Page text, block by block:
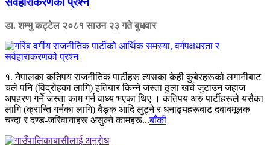
डा. शम्भु कट्टेल २०८१ साउन २३ गते बुधवार
१. नेपालका कतिपय राजनीतिक पार्टीहरू त्यसका केही कुबेरहरूको लगानीबाट
चले पनि (विद्रोहका लागि) हतियार किन्ने जस्ता ठुला खर्च जुटाउन जहाज
अपहरण गर्ने जस्ता काम गर्न वाध्य भएका थिए । कतिपय अरु पार्टीहरूले यसैका
लागि (क्रान्ति गर्नका लागि) बैङ्क आदि लुट्ने र धनाढ्यहरूबाट दबाबमूलक
चन्दा र दण्ड-जरिवानाहरू असुल्ने कामहरू...बाँकी